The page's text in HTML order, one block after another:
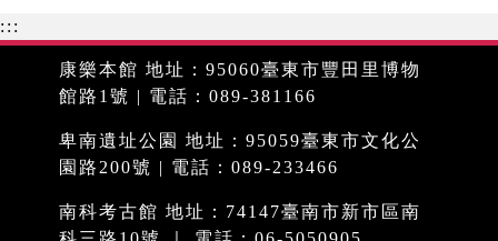
:::
康樂本館 地址：95060臺東市豐田里博物
館路1號 | 電話：089-381166
卑南遺址公園 地址：95059臺東市文化公
園路200號 | 電話：089-233466
南科考古館 地址：74147臺南市新市區南